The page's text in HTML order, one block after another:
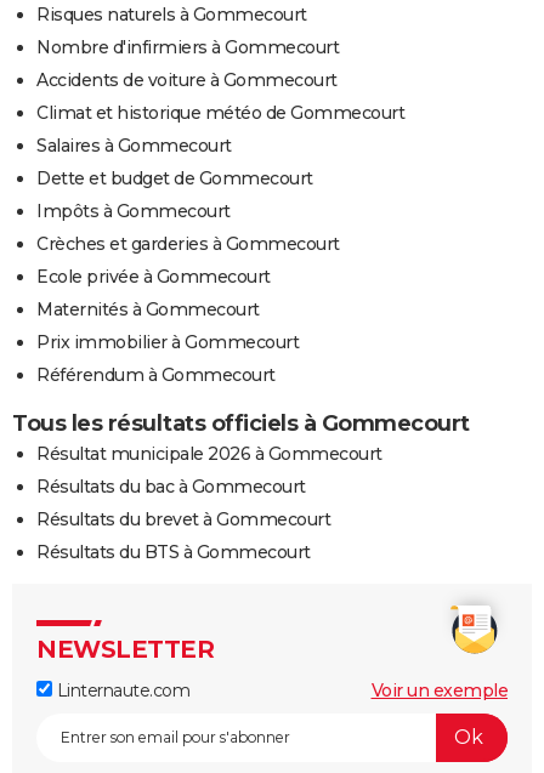
Risques naturels à Gommecourt
Nombre d'infirmiers à Gommecourt
Accidents de voiture à Gommecourt
Climat et historique météo de Gommecourt
Salaires à Gommecourt
Dette et budget de Gommecourt
Impôts à Gommecourt
Crèches et garderies à Gommecourt
Ecole privée à Gommecourt
Maternités à Gommecourt
Prix immobilier à Gommecourt
Référendum à Gommecourt
Tous les résultats officiels à Gommecourt
Résultat municipale 2026 à Gommecourt
Résultats du bac à Gommecourt
Résultats du brevet à Gommecourt
Résultats du BTS à Gommecourt
NEWSLETTER
Linternaute.com Voir un exemple